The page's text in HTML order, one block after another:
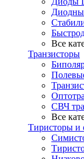
Все
Транзисторы
СВЧ
Все
Тиристоры и